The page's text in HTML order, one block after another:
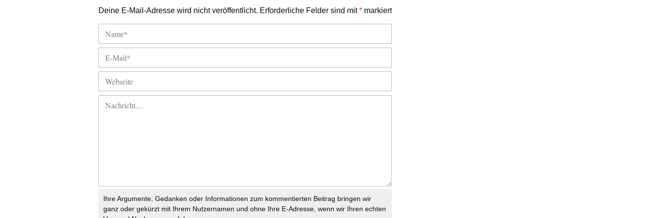
Deine E-Mail-Adresse wird nicht veröffentlicht. Erforderliche Felder sind mit* markiert
Ihre Argumente, Gedanken oder Informationen zum kommentierten Beitrag bringen wir
ganz oder gekürzt mit Ihrem Nutzernamen und ohne Ihre E-Adresse, wenn wir Ihren echten